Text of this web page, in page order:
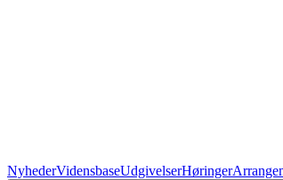
NyhederVidensbaseUdgivelserHøringer